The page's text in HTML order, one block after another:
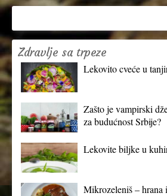
Zdravlje sa trpeze
Lekovito cveće u
Zašto je vampirski
za budućnost Srbije?
Lekovite biljke u
Mikrozeleniš – hrana